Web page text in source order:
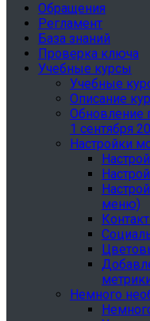
Обращения
Регламент
База знаний
Проверка ключа
Учебные курсы
Учебные
Описание
Обновление
1 сентября
Настройки
меню)
Немного